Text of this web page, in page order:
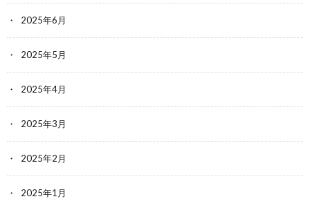
2025年6月
2025年5月
2025年4月
2025年3月
2025年2月
2025年1月